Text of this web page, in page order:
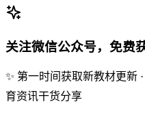
关注微信公众号，免费
✨ 第一时间获取新教材更新
育资讯干货分享